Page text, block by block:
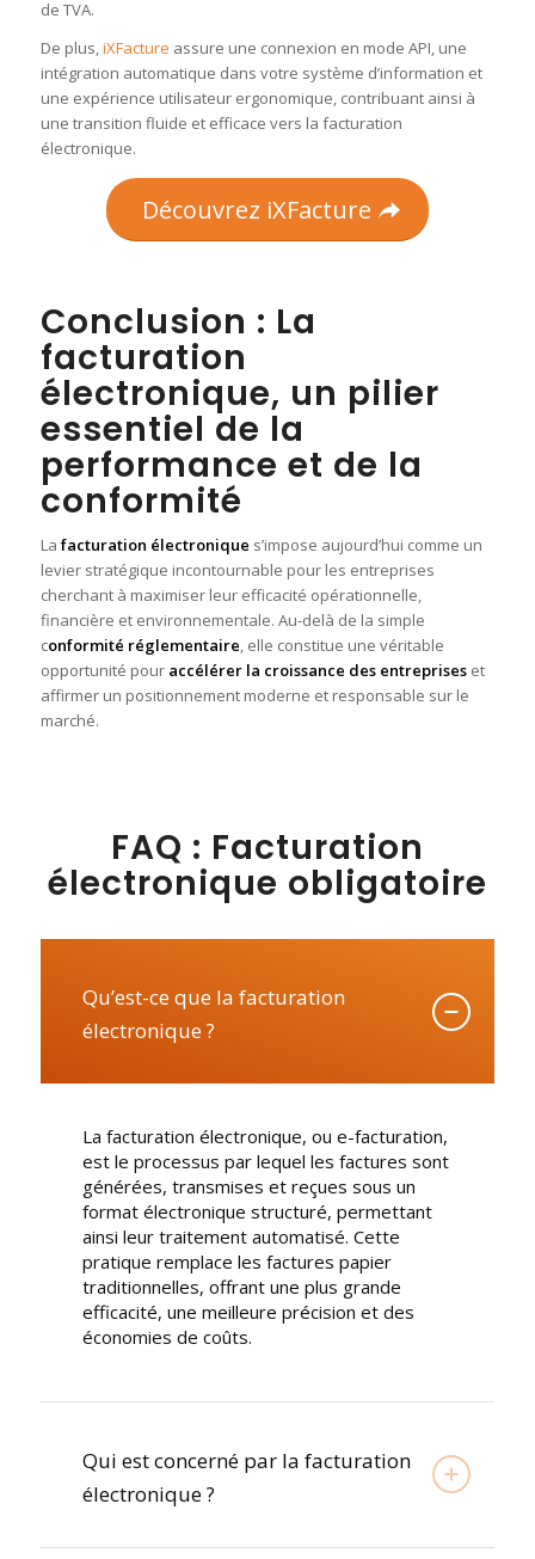
de TVA.
De plus,iXFacture assure une connexion en mode API, une
intégration automatique dans votre système d’information et
une expérience utilisateur ergonomique, contribuant ainsi à
une transition fluide et efficace vers la facturation
électronique. ​
Découvrez iXFacture
Conclusion : La
facturation
électronique, un pilier
essentiel de la
performance et de la
conformité
La facturation électronique s’impose aujourd’hui comme un
levier stratégique incontournable pour les entreprises
cherchant à maximiser leur efficacité opérationnelle,
financière et environnementale. Au-delà de la simple
conformité réglementaire, elle constitue une véritable
opportunité pour accélérer la croissance des entrepriseset
affirmer un positionnement moderne et responsable sur le
marché.
FAQ : Facturation
électronique obligatoire
Qu’est-ce que la facturation
électronique ?
La facturation électronique, ou e-facturation,
est le processus par lequel les factures sont
générées, transmises et reçues sous un
format électronique structuré, permettant
ainsi leur traitement automatisé. Cette
pratique remplace les factures papier
traditionnelles, offrant une plus grande
efficacité, une meilleure précision et des
économies de coûts.
Qui est concerné par la facturation
électronique ?